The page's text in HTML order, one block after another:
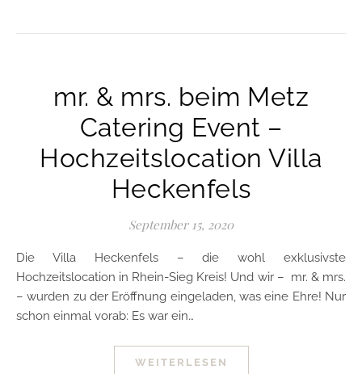
mr. & mrs. beim Metz
Catering Event –
Hochzeitslocation Villa
Heckenfels
September 15, 2020
Die Villa Heckenfels – die wohl exklusivste
Hochzeitslocation in Rhein-Sieg Kreis! Und wir – mr. & mrs.
– wurden zu der Eröffnung eingeladen, was eine Ehre! Nur
schon einmal vorab: Es war ein…
WEITERLESEN